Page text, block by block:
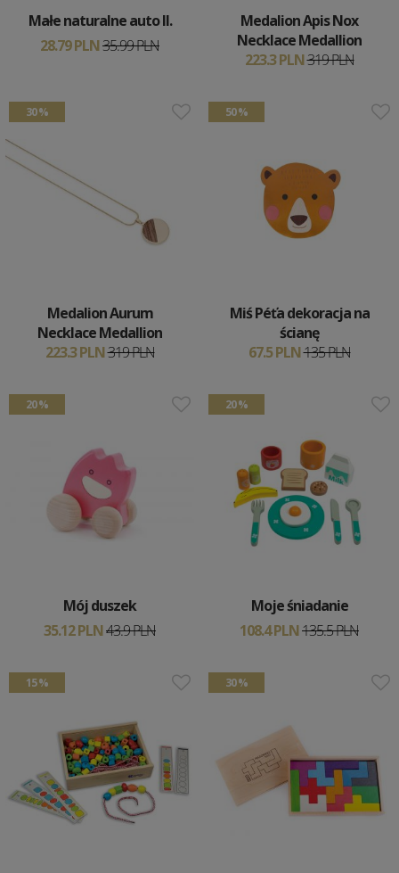
Małe naturalne auto II.
28.79 PLN35.99 PLN
Medalion Apis Nox
Necklace Medallion
223.3 PLN319 PLN
30 %
Medalion Aurum
Necklace Medallion
223.3 PLN319 PLN
50 %
Miś Péťa dekoracja na
ścianę
67.5 PLN135 PLN
20 %
Mój duszek
35.12 PLN43.9 PLN
20 %
Moje śniadanie
108.4 PLN135.5 PLN
15 % 30 %